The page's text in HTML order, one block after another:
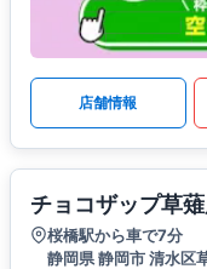
店舗情報
チョコザップ草
桜橋駅から車で7分
静岡県 静岡市 清水区